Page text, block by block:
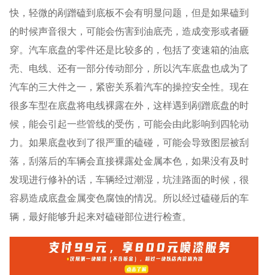
快，轻微的剐蹭磕到底板不会有明显问题，但是如果磕到
的时候声音很大，可能会伤害到油底壳，造成变形或者砸
穿。汽车底盘的零件还是比较多的，包括了变速箱的油底
壳、电线、还有一部分传动部分，所以汽车底盘也成为了
汽车的三大件之一，紧密关系着汽车的操控安全性。现在
很多车型在底盘将电线裸露在外，这样遇到剐蹭底盘的时
候，能会引起一些管线的受伤，可能会由此影响到四轮动
力。如果底盘收到了很严重的磕碰，可能会导致图层被刮
落，刮落后的车辆会直接裸露处金属本色，如果没有及时
发现进行修补的话，车辆经过潮湿，坑洼路面的时候，很
容易造成底盘金属变色腐蚀的情况。所以经过磕碰后的车
辆，最好能够升起来对磕碰部位进行检查。